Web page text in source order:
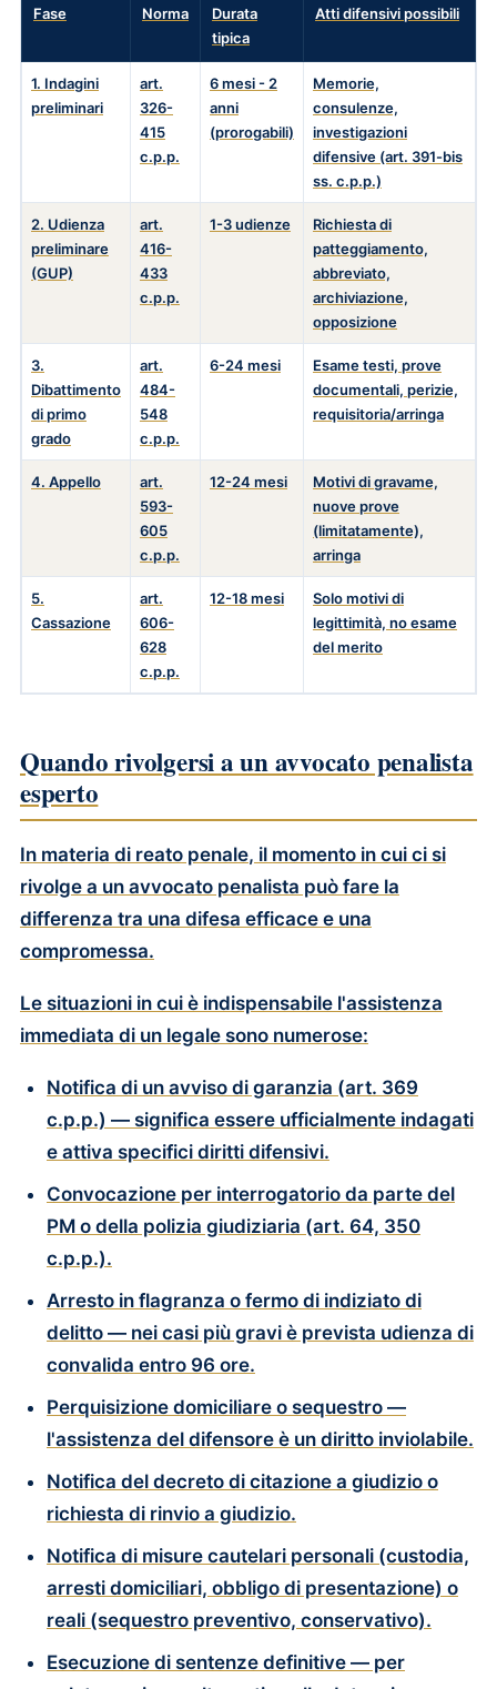
Fase Norma
Durata
tipica
Atti difensivi possibili
1. Indagini
preliminari
art.
326-
415
c.p.p.
6 mesi - 2
anni
(prorogabili)
Memorie,
consulenze,
investigazioni
difensive (art. 391-bis
ss. c.p.p.)
2. Udienza
preliminare
(GUP)
art.
416-
433
c.p.p.
1-3 udienze
Richiesta di
patteggiamento,
abbreviato,
archiviazione,
opposizione
3.
Dibattimento
di primo
grado
art.
484-
548
c.p.p.
6-24 mesi
Esame testi, prove
documentali, perizie,
requisitoria/arringa
4. Appello
art.
593-
605
c.p.p.
12-24 mesi
Motivi di gravame,
nuove prove
(limitatamente),
arringa
5.
Cassazione
art.
606-
628
c.p.p.
12-18 mesi
Solo motivi di
legittimità, no esame
del merito
Quando rivolgersi a un avvocato penalista
esperto
In materia di reato penale, il momento in cui ci si
rivolge a un avvocato penalista può fare la
differenza tra una difesa efficace e una
compromessa.
Le situazioni in cui è indispensabile l'assistenza
immediata di un legale sono numerose:
Notifica di un avviso di garanzia (art. 369
c.p.p.) — significa essere ufficialmente indagati
e attiva specifici diritti difensivi.
Convocazione per interrogatorio da parte del
PM o della polizia giudiziaria (art. 64, 350
c.p.p.).
Arresto in flagranza o fermo di indiziato di
delitto — nei casi più gravi è prevista udienza di
convalida entro 96 ore.
Perquisizione domiciliare o sequestro —
l'assistenza del difensore è un diritto inviolabile.
Notifica del decreto di citazione a giudizio o
richiesta di rinvio a giudizio.
Notifica di misure cautelari personali (custodia,
arresti domiciliari, obbligo di presentazione) o
reali (sequestro preventivo, conservativo).
Esecuzione di sentenze definitive — per